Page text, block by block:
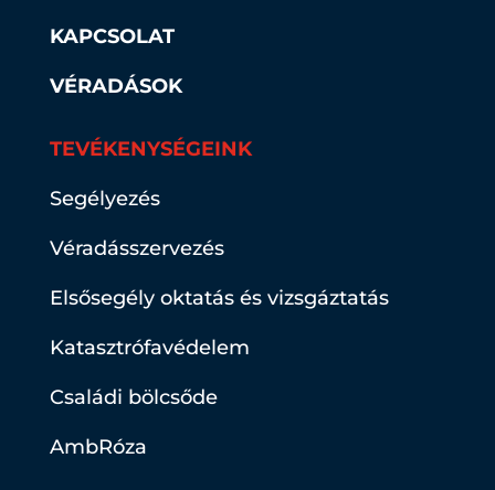
KAPCSOLAT
VÉRADÁSOK
TEVÉKENYSÉGEINK
Segélyezés
Véradásszervezés
Elsősegély oktatás és vizsgáztatás
Katasztrófavédelem
Családi bölcsőde
AmbRóza